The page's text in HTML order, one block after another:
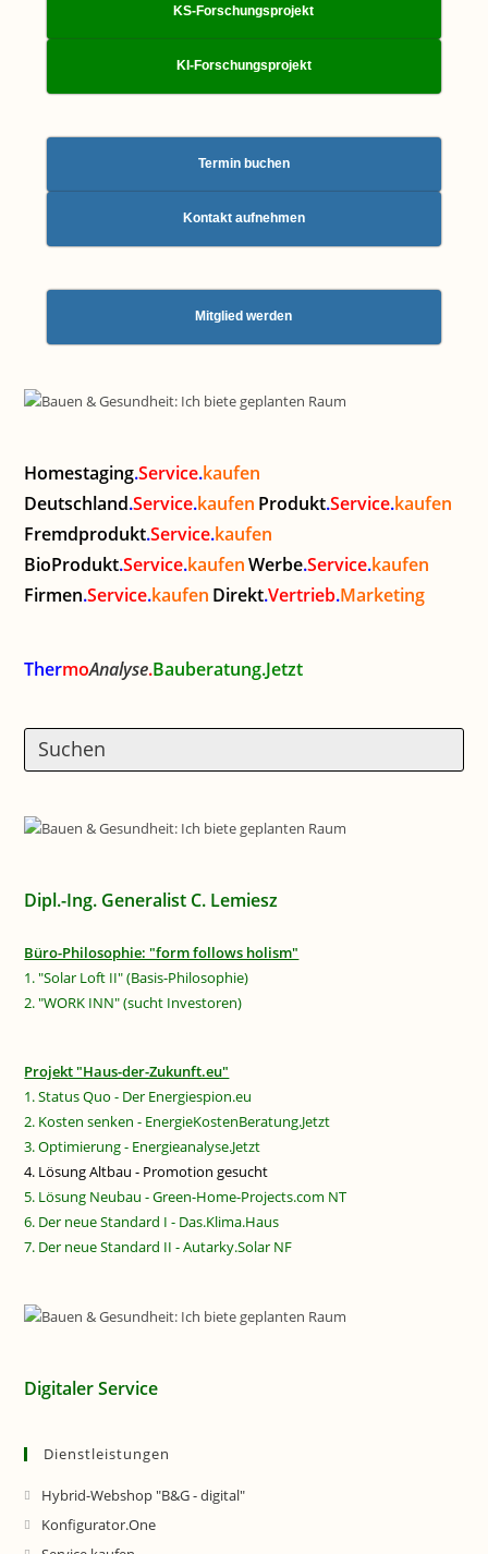
KS-Forschungsprojekt
KI-Forschungsprojekt
Termin buchen
Kontakt aufnehmen
Mitglied werden
Homestaging.Service.kaufen
Deutschland.Service.kaufen Produkt.Service.kaufen
Fremdprodukt.Service.kaufen
BioProdukt.Service.kaufen Werbe.Service.kaufen
Firmen.Service.kaufen Direkt.Vertrieb.Marketing
ThermoAnalyse.Bauberatung.Jetzt
Dipl.-Ing. Generalist C. Lemiesz
Büro-Philosophie: "form follows holism"
1. "Solar Loft II" (Basis-Philosophie)
2. "WORK INN" (sucht Investoren)
Projekt "Haus-der-Zukunft.eu"
1. Status Quo - Der Energiespion.eu
2. Kosten senken - EnergieKostenBeratung.Jetzt
3. Optimierung - Energieanalyse.Jetzt
4. Lösung Altbau - Promotion gesucht
5. Lösung Neubau - Green-Home-Projects.com NT
6. Der neue Standard I - Das.Klima.Haus
7. Der neue Standard II - Autarky.Solar NF
Digitaler Service
Dienstleistungen
Hybrid-Webshop "B&G - digital"
Konfigurator.One